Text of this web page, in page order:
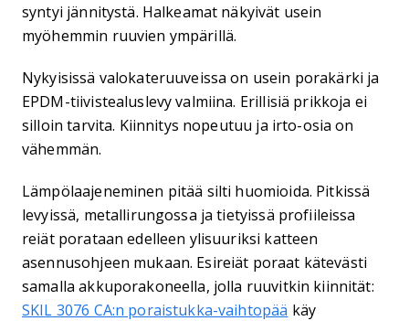
syntyi jännitystä. Halkeamat näkyivät usein
myöhemmin ruuvien ympärillä.
Nykyisissä valokateruuveissa on usein porakärki ja
EPDM-tiivistealuslevy valmiina. Erillisiä prikkoja ei
silloin tarvita. Kiinnitys nopeutuu ja irto-osia on
vähemmän.
Lämpölaajeneminen pitää silti huomioida. Pitkissä
levyissä, metallirungossa ja tietyissä profiileissa
reiät porataan edelleen ylisuuriksi katteen
asennusohjeen mukaan. Esireiät poraat kätevästi
samalla akkuporakoneella, jolla ruuvitkin kiinnität:
SKIL 3076 CA:n poraistukka-vaihtopää käy